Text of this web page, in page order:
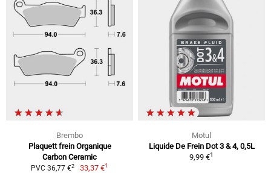
Brembo
Plaquett frein Organique
Carbon Ceramic
PVC 36,77 €2 33,37 €1
Motul
Liquide De Frein Dot 3 & 4, 0,5L
9,99 €1